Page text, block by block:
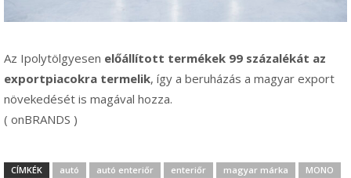
Az Ipolytölgyesen előállított termékek 99 százalékát az
exportpiacokra termelik, így a beruházás a magyar export
növekedését is magával hozza.
( onBRANDS )
CÍMKÉK autó autó enteriőr enteriőr magyar márka
MONO